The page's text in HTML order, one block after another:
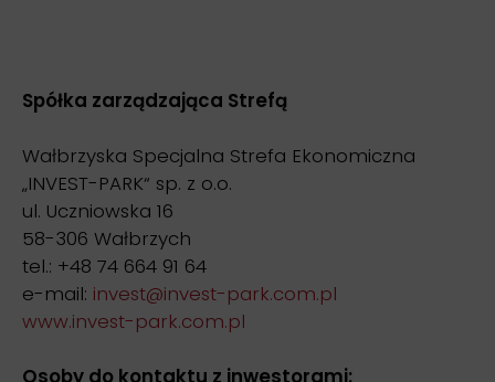
Spółka zarządzająca Strefą
Wałbrzyska Specjalna Strefa Ekonomiczna
„INVEST-PARK“ sp. z o.o.
ul. Uczniowska 16
58-306 Wałbrzych
tel.: +48 74 664 91 64
e-mail: invest@invest-park.com.pl
www.invest-park.com.pl
Osoby do kontaktu z inwestorami: